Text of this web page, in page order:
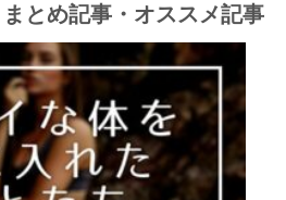
とめ記事・オススメ記事